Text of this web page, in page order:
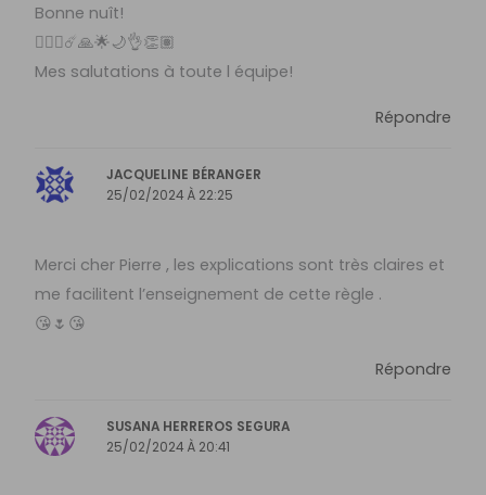
Bonne nuît!
🙋🏽‍♀️☄️🙏🌟🌙👌👏🏽
Mes salutations à toute l équipe!
Répondre
JACQUELINE BÉRANGER
25/02/2024 À 22:25
Merci cher Pierre , les explications sont très claires et
me facilitent l’enseignement de cette règle .
😘🌷😘
Répondre
SUSANA HERREROS SEGURA
25/02/2024 À 20:41